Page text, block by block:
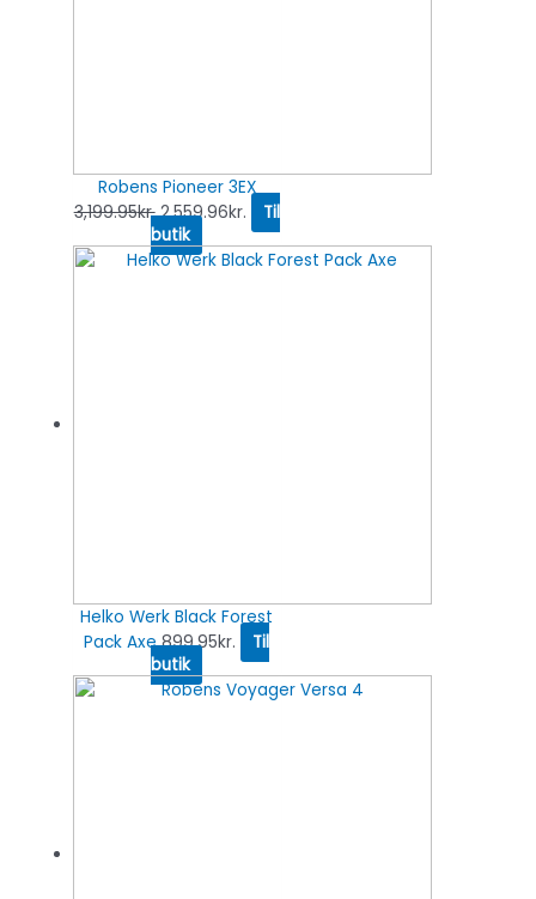
Robens Pioneer 3EX
3,199.95kr. 2,559.96kr.
Til
butik
Helko Werk Black Forest
Pack Axe 899.95kr.
Til
butik